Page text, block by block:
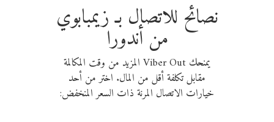
نصائح للاتصال بـ زيمبابوي
من أندورا
يمنحك Viber Out المزيد من وقت المكالمة
مقابل تكلفة أقل من المال. اختر من أحد
خيارات الاتصال المرنة ذات السعر المنخفض: